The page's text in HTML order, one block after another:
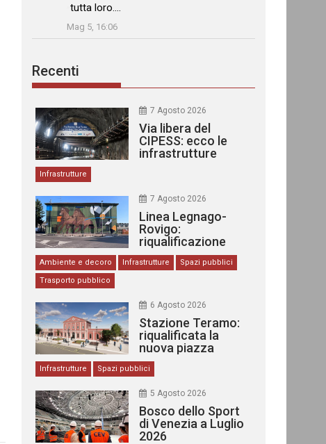
tutta loro.…
Mag 5, 16:06
Recenti
7 Agosto 2026
Via libera del
CIPESS: ecco le
infrastrutture
Infrastrutture
7 Agosto 2026
Linea Legnago-
Rovigo:
riqualificazione
delle stazioni
Ambiente e decoro Infrastrutture
Spazi pubblici
Trasporto pubblico
6 Agosto 2026
Stazione Teramo:
riqualificata la
nuova piazza
urbana
Infrastrutture Spazi pubblici
5 Agosto 2026
Bosco dello Sport
di Venezia a Luglio
2026